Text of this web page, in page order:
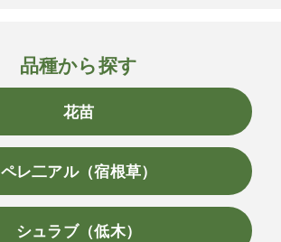
品種から探す
花苗
ペレ二アル（宿根草）
シュラブ（低木）